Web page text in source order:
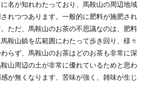
名が知れわたっており、馬鞍山の周辺地域
れつつあります。一般的に肥料が施肥され
ただ、馬鞍山のお茶の不思議なのは、肥料
鞍山鎮を広範囲にわたって歩き回り、様々
らず、馬鞍山のお茶はどのお茶も非常に深
山周辺の土が非常に優れているためと思わ
が無くなります、苦味が強く、雑味が生じ